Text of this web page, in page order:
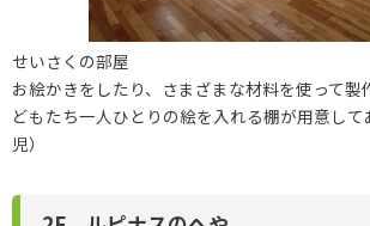
せいさくの部屋
お絵かきをしたり、さまざまな材料を使って製
どもたち一人ひとりの絵を入れる棚が用意し
児）